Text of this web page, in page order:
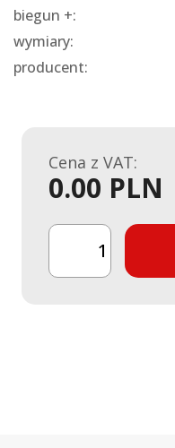
biegun +:
wymiary:
producent:
Cena z VAT:
0.00 PLN